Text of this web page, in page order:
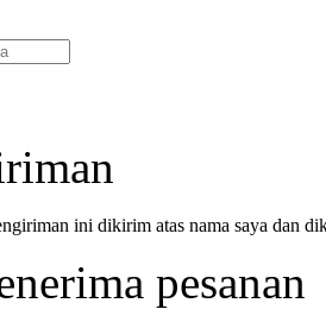
ini dikirim atas nama saya dan
pesanan